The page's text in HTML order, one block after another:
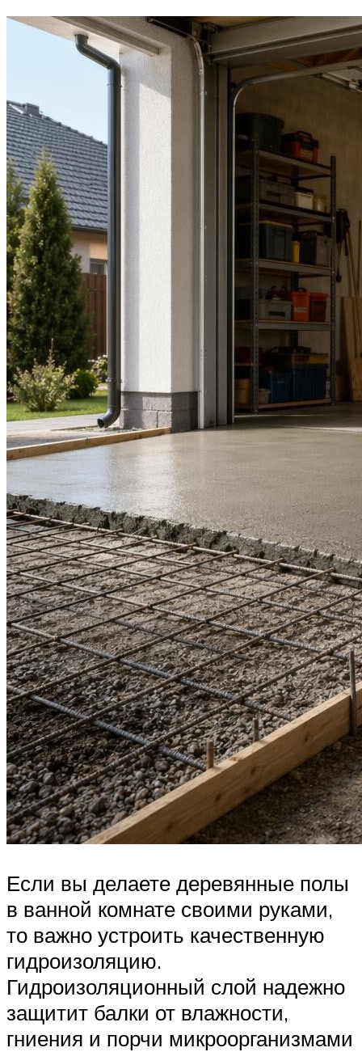
Если вы делаете деревянные полы
в ванной комнате своими руками,
то важно устроить качественную
гидроизоляцию.
Гидроизоляционный слой надежно
защитит балки от влажности,
гниения и порчи микроорганизмами